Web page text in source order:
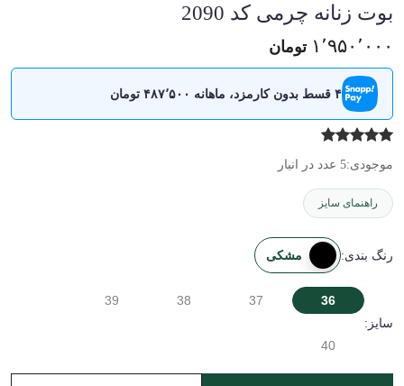
بوت زنانه چرمی کد 2090
۱٬۹۵۰٬۰۰۰ تومان
۴ قسط بدون کارمزد، ماهانه ۴۸۷٬۵۰۰ تومان
موجودی:5 عدد در انبار
راهنمای سایز
رنگ بندی: مشکی
سایز:
36
37
38
39
40